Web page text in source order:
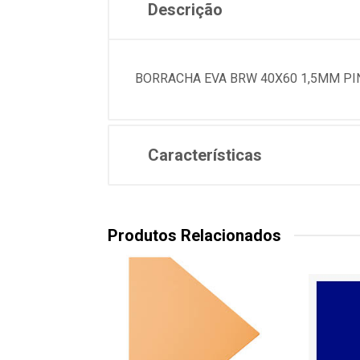
Descrição
BORRACHA EVA BRW 40X60 1,5MM
Características
Produtos Relacionados